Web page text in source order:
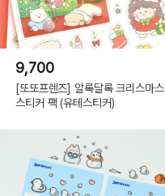
9,700
[또또프렌즈] 알록달록 크리스마스
스티커 팩 (유테스티커)